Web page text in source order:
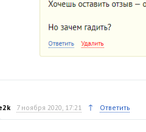
7 ноября 2020, 17:21 ↑ Ответить